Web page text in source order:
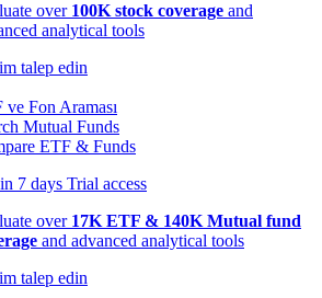
over 100K stock coverage and
analytical tools
talep edin
ve Fon Araması
Mutual Funds
ETF & Funds
7 days Trial access
over 17K ETF & 140K Mutual fund
and advanced analytical tools
talep edin